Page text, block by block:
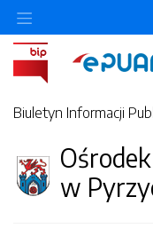
Biuletyn Informacji
w